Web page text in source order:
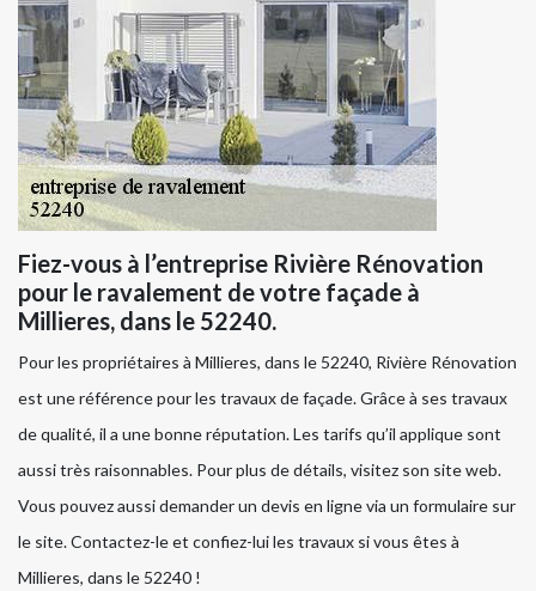
Fiez-vous à l’entreprise Rivière Rénovation
pour le ravalement de votre façade à
Millieres, dans le 52240.
Pour les propriétaires à Millieres, dans le 52240, Rivière Rénovation
est une référence pour les travaux de façade. Grâce à ses travaux
de qualité, il a une bonne réputation. Les tarifs qu’il applique sont
aussi très raisonnables. Pour plus de détails, visitez son site web.
Vous pouvez aussi demander un devis en ligne via un formulaire sur
le site. Contactez-le et confiez-lui les travaux si vous êtes à
Millieres, dans le 52240 !